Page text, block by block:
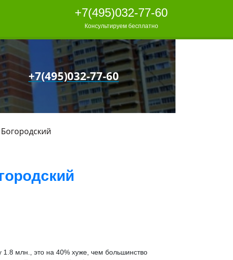
+7(495)032-77-60
Консультируем бесплатно
+7(495)032-77-60
1.8 млн., это на 40% хуже, чем большинство